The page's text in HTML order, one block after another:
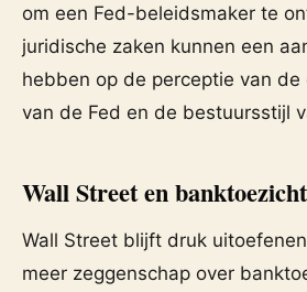
om een Fed-beleidsmaker te
juridische zaken kunnen een
hebben op de perceptie van de
van de Fed en de bestuursstijl
Wall Street en banktoezicht
Wall Street blijft druk
meer zeggenschap over